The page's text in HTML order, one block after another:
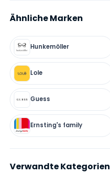
Ähnliche Marken
Hunkemöller
Lole
Guess
Ernsting's family
Verwandte Kategorien